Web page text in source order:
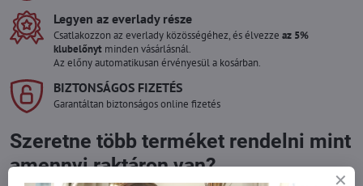
Legyen az everlady része
Csatlakozzon az everlady közösségéhez, és élvezze az 5%
klubelőnyt minden vásárlásnál.
Az előny automatikusan érvényesül a kosárban.
BIZTONSÁGOS FIZETÉS
Garantáltan biztonságos online fizetés
Szeretne több terméket rendelni mint
amennyi raktáron van?